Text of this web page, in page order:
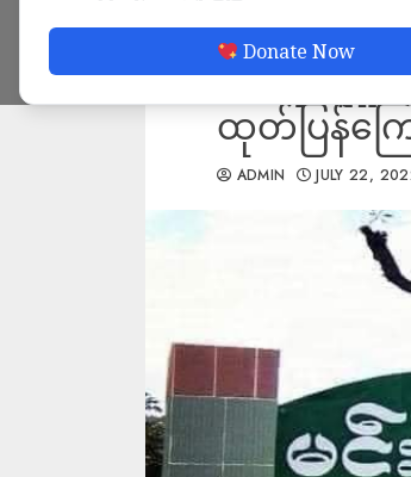
Donate Now
Non-CDM
အရေးယူမှုမ
ထုတ်ပြန်ကြ
ADMIN JULY 22,